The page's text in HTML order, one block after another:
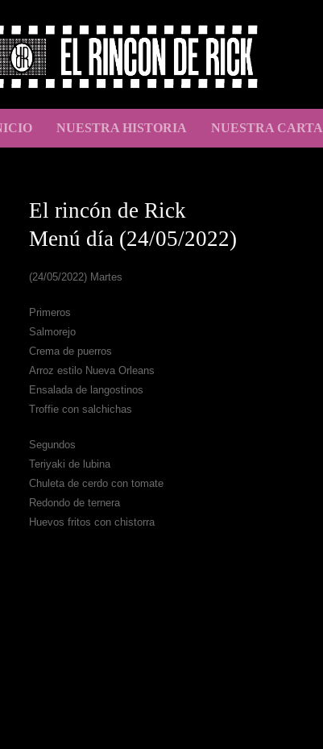
NUESTRA HISTORIA NUESTRA CARTA
El rincón de Rick
Menú día (24/05/2022)
(24/05/2022) Martes
Primeros
Salmorejo
Crema de puerros
Arroz estilo Nueva Orleans
Ensalada de langostinos
Troffie con salchichas
Segundos
Teriyaki de lubina
Chuleta de cerdo con tomate
Redondo de ternera
Huevos fritos con chistorra